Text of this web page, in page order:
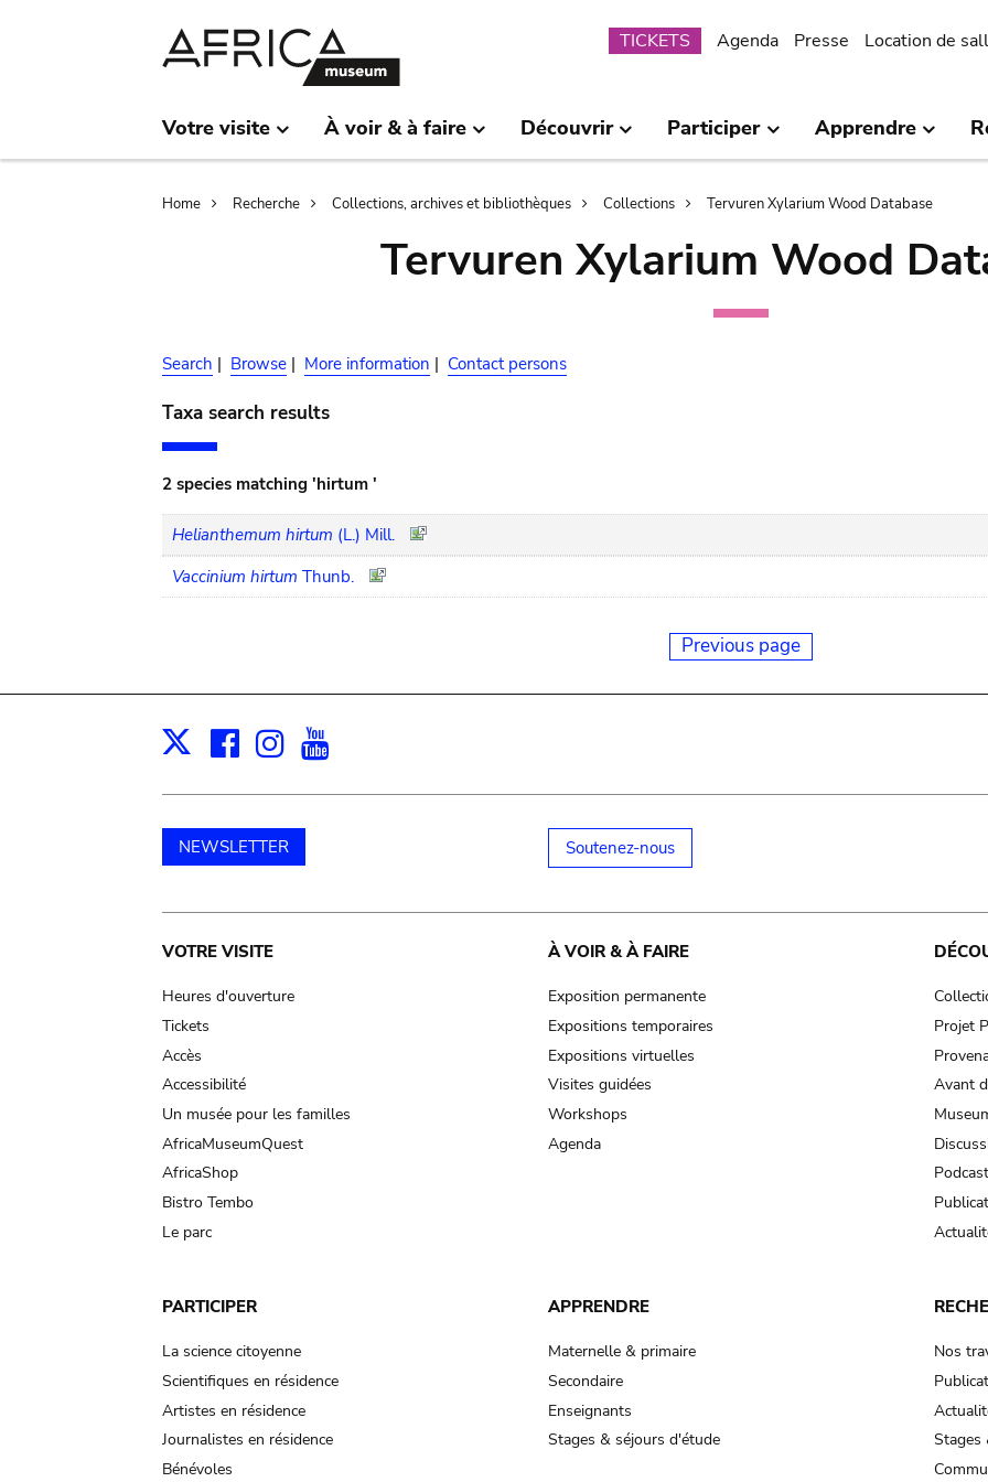
Submenu
TICKETS Agenda Presse Location de
Votre visite À voir & à faire Découvrir Participer Apprendre
Breadcrumb
Home Recherche Collections, archives et bibliothèques Collections Tervuren Xylarium Wood Database
Tervuren Xylarium Wood
Search | Browse | More information | Contact persons
Taxa search results
2 species matching 'hirtum '
Helianthemum hirtum (L.) Mill.
Vaccinium hirtum Thunb.
Previous page
X Facebook
Instagram
NEWSLETTER Soutenez-nous
Main
navigation
VOTRE VISITE
Heures d'ouverture
Tickets
Accès
Accessibilité
Un musée pour les familles
AfricaMuseumQuest
AfricaShop
Bistro Tembo
Le parc
À VOIR & À FAIRE
Exposition permanente
Expositions temporaires
Expositions virtuelles
Visites guidées
Workshops
Agenda
Projet
Avant
PARTICIPER
La science citoyenne
Scientifiques en résidence
Artistes en résidence
Journalistes en résidence
Bénévoles
APPRENDRE
Maternelle & primaire
Secondaire
Enseignants
Stages & séjours d'étude
Nos
Stages